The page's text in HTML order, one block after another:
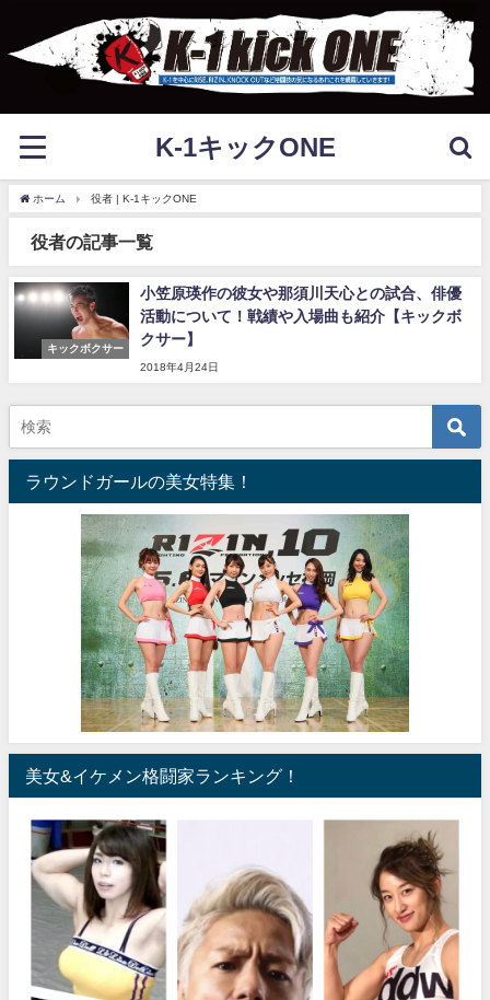
K-1キックONE
ホーム 役者 | K-1キックONE
役者の記事一覧
キックボクサー
小笠原瑛作の彼女や那須川天心との試合、俳優
活動について！戦績や入場曲も紹介【キックボ
クサー】
2018年4月24日
ラウンドガールの美女特集！
美女&イケメン格闘家ランキング！